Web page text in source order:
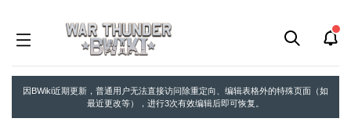
因BWiki近期更新，普通用户无法直接访问除重定向、编辑表格外的特殊页面（如
最近更改等），进行3次有效编辑后即可恢复。